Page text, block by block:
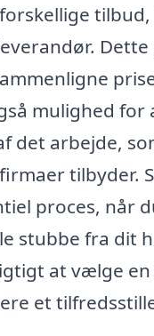
Dette
mulighed for
det arbejde,
tilbyder.
proces, når
stubbe fra dit
at vælge
et